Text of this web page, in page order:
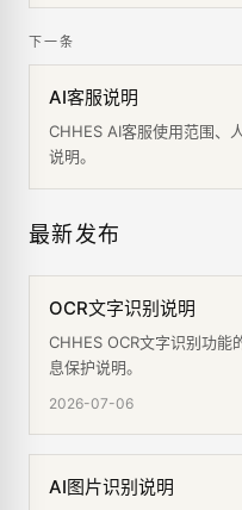
下一条
AI客服说明
CHHES AI客服使用范围、
说明。
最新发布
OCR文字识别说明
CHHES OCR文字识别功能
息保护说明。
2026-07-06
AI图片识别说明